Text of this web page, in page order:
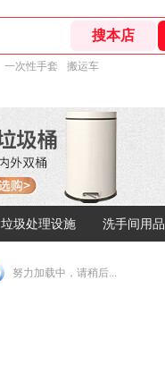
一次性手套 搬运车
垃圾处理设施 洗手间用品
努力加载中，请稍后...